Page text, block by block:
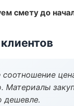
смету до
Материалы